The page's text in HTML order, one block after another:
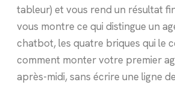
tableur) et vous rend un résultat
vous montre ce qui distingue un
chatbot, les quatre briques qui le
comment monter votre premier
après-midi, sans écrire une ligne